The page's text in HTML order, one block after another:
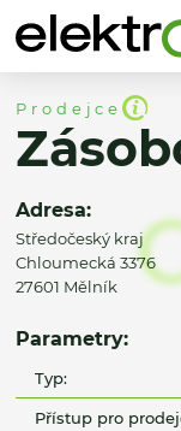
Prodejce
Adresa:
Středočeský kraj
Chloumecká 3376
27601 Mělník
Parametry:
Typ:
Přístup pro